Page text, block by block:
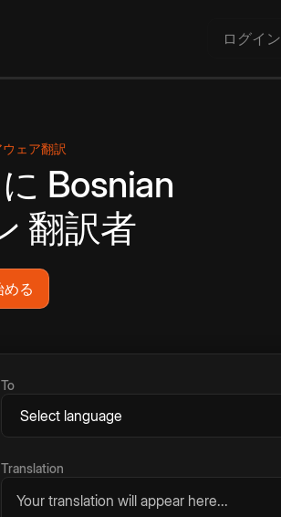
ログイン
ェア翻訳
に Bosnian
翻訳者
る
To
Translation
Your translation will appear here...